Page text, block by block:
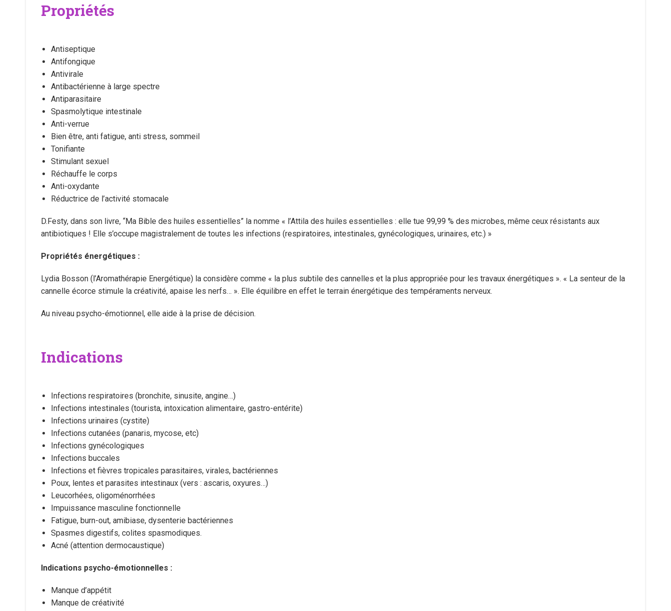
Propriétés
Antiseptique
Antifongique
Antivirale
Antibactérienne à large spectre
Antiparasitaire
Spasmolytique intestinale
Anti-verrue
Bien être, anti fatigue, anti stress, sommeil
Tonifiante
Stimulant sexuel
Réchauffe le corps
Anti-oxydante
Réductrice de l’activité stomacale
D.Festy, dans son livre, “Ma Bible des huiles essentielles” la nomme « l’Attila des huiles essentielles : elle tue 99,99 % des microbes, même ceux résistants aux
antibiotiques ! Elle s’occupe magistralement de toutes les infections (respiratoires, intestinales, gynécologiques, urinaires, etc.) »
Propriétés énergétiques :
Lydia Bosson (l’Aromathérapie Energétique) la considère comme « la plus subtile des cannelles et la plus appropriée pour les travaux énergétiques ». « La senteur de la
cannelle écorce stimule la créativité, apaise les nerfs… ». Elle équilibre en effet le terrain énergétique des tempéraments nerveux.
Au niveau psycho-émotionnel, elle aide à la prise de décision.
Indications
Infections respiratoires (bronchite, sinusite, angine…)
Infections intestinales (tourista, intoxication alimentaire, gastro-entérite)
Infections urinaires (cystite)
Infections cutanées (panaris, mycose, etc)
Infections gynécologiques
Infections buccales
Infections et fièvres tropicales parasitaires, virales, bactériennes
Poux, lentes et parasites intestinaux (vers : ascaris, oxyures…)
Leucorhées, oligoménorrhées
Impuissance masculine fonctionnelle
Fatigue, burn-out, amibiase, dysenterie bactériennes
Spasmes digestifs, colites spasmodiques.
Acné (attention dermocaustique)
Indications psycho-émotionnelles :
Manque d’appétit
Manque de créativité